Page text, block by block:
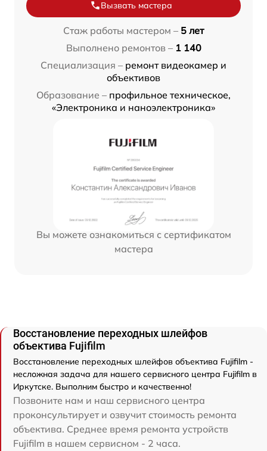
Вызвать мастера
Стаж работы мастером – 5 лет
Выполнено ремонтов – 1 140
Специализация – ремонт видеокамер и
объективов
Образование – профильное техническое,
«Электроника и наноэлектроника»
Вы можете ознакомиться с сертификатом
мастера
Восстановление переходных шлейфов
объектива Fujifilm
Восстановление переходных шлейфов объектива Fujifilm -
несложная задача для нашего сервисного центра Fujifilm в
Иркутске. Выполним быстро и качественно!
Позвоните нам и наш сервисного центра
проконсультирует и озвучит стоимость ремонта
объектива. Среднее время ремонта устройств
Fujifilm в нашем сервисном - 2 часа.